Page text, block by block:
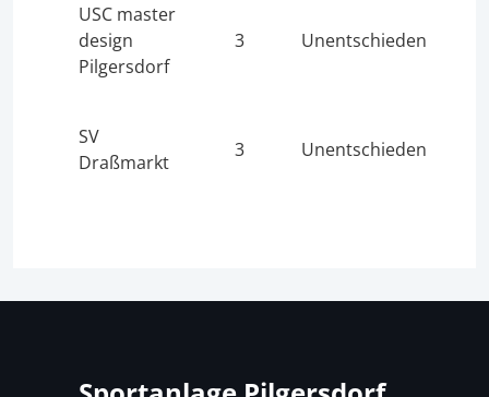
USC master
design
Pilgersdorf
3 Unentschieden
SV
Draßmarkt
3 Unentschieden